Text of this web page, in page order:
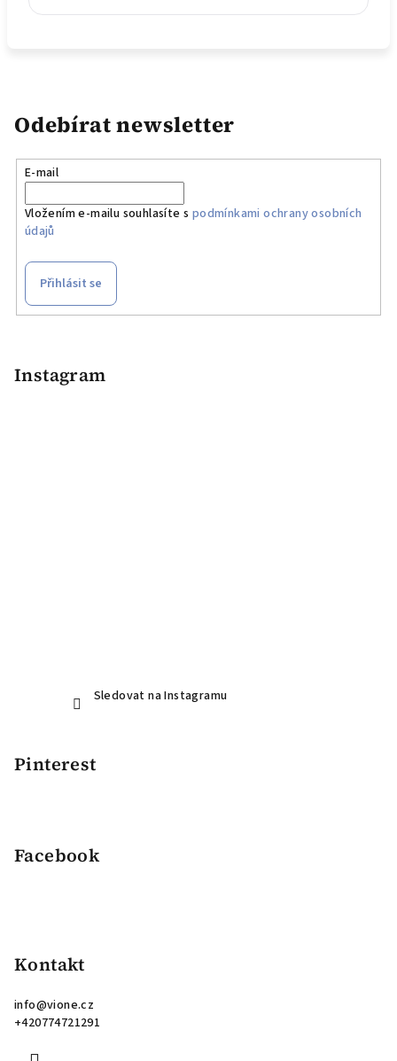
Odebírat newsletter
E-mail
Vložením e-mailu souhlasíte s podmínkami ochrany osobních
údajů
Přihlásit se
Instagram
Sledovat na Instagramu
Pinterest
Facebook
Kontakt
info@vione.cz
+420774721291